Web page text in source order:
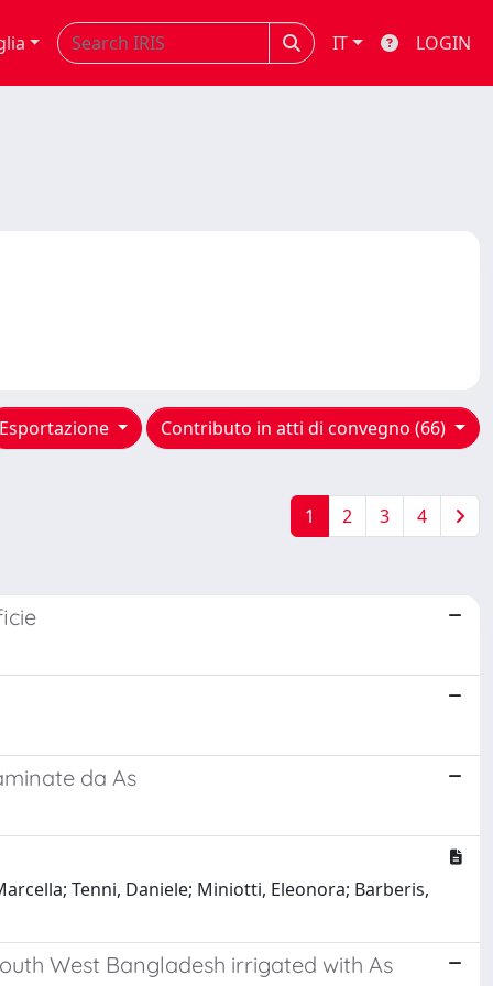
IT LOGIN
Contributo in atti di convegno (66)
1 2 3 4
da As
Tenni, Daniele; Miniotti, Eleonora; Barberis,
West Bangladesh irrigated with As